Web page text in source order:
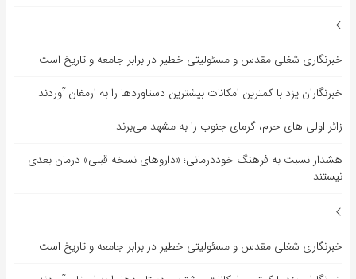
خبرنگاری شغلی مقدس و مسئولیتی خطیر در برابر جامعه و تاریخ است
خبرنگاران یزد با کمترین امکانات بیشترین دستاوردها را به ارمغان آوردند
زائر اولی های حرم، گرمای جنوب را به مشهد می‌برند
هشدار نسبت به فرهنگ خوددرمانی؛ «داروهای نسخه قبلی» درمان بعدی
نیستند
خبرنگاری شغلی مقدس و مسئولیتی خطیر در برابر جامعه و تاریخ است